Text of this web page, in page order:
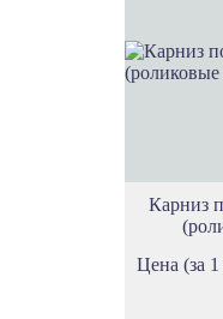
Карниз
Цена (за